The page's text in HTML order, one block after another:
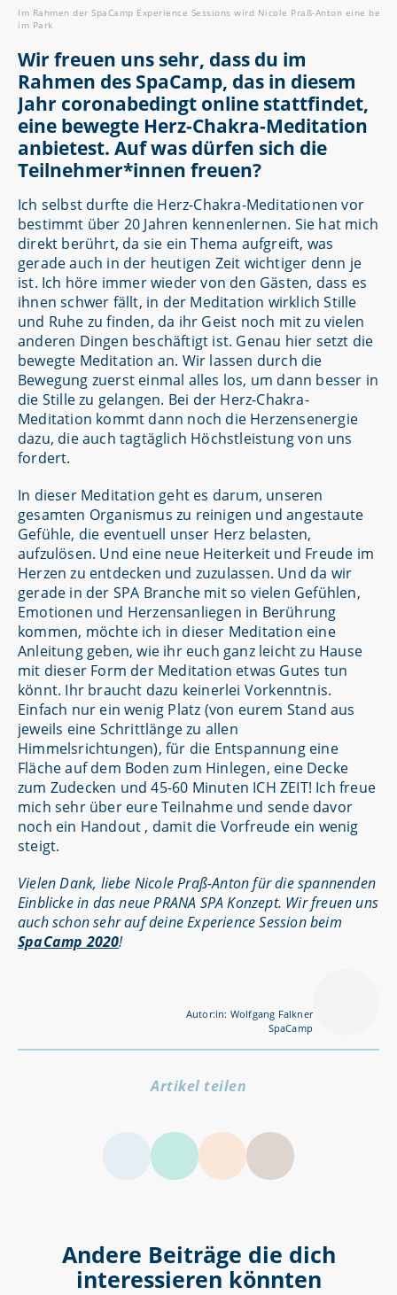
Im Rahmen der SpaCamp Experience Sessions wird Nicole Praß-Anton eine
im Park
Wir freuen uns sehr, dass du im
Rahmen des SpaCamp, das in diesem
Jahr coronabedingt online stattfindet,
eine bewegte Herz-Chakra-Meditation
anbietest. Auf was dürfen sich die
Teilnehmer*innen freuen?
Ich selbst durfte die Herz-Chakra-Meditationen vor
bestimmt über 20 Jahren kennenlernen. Sie hat mich
direkt berührt, da sie ein Thema aufgreift, was
gerade auch in der heutigen Zeit wichtiger denn je
ist. Ich höre immer wieder von den Gästen, dass es
ihnen schwer fällt, in der Meditation wirklich Stille
und Ruhe zu finden, da ihr Geist noch mit zu vielen
anderen Dingen beschäftigt ist. Genau hier setzt die
bewegte Meditation an. Wir lassen durch die
Bewegung zuerst einmal alles los, um dann besser in
die Stille zu gelangen. Bei der Herz-Chakra-
Meditation kommt dann noch die Herzensenergie
dazu, die auch tagtäglich Höchstleistung von uns
fordert.
In dieser Meditation geht es darum, unseren
gesamten Organismus zu reinigen und angestaute
Gefühle, die eventuell unser Herz belasten,
aufzulösen. Und eine neue Heiterkeit und Freude im
Herzen zu entdecken und zuzulassen. Und da wir
gerade in der SPA Branche mit so vielen Gefühlen,
Emotionen und Herzensanliegen in Berührung
kommen, möchte ich in dieser Meditation eine
Anleitung geben, wie ihr euch ganz leicht zu Hause
mit dieser Form der Meditation etwas Gutes tun
könnt. Ihr braucht dazu keinerlei Vorkenntnis.
Einfach nur ein wenig Platz (von eurem Stand aus
jeweils eine Schrittlänge zu allen
Himmelsrichtungen), für die Entspannung eine
Fläche auf dem Boden zum Hinlegen, eine Decke
zum Zudecken und 45-60 Minuten ICH ZEIT! Ich freue
mich sehr über eure Teilnahme und sende davor
noch ein Handout , damit die Vorfreude ein wenig
steigt.
Vielen Dank, liebe Nicole Praß-Anton für die spannenden
Einblicke in das neue PRANA SPA Konzept. Wir freuen uns
auch schon sehr auf deine Experience Session beim
SpaCamp 2020!
Autor:in: Wolfgang Falkner
SpaCamp
Artikel teilen
LinkedIn
Facebook
Twitter
Andere Beiträge die dich
interessieren könnten